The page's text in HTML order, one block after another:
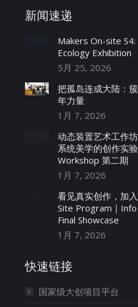
新闻速递
Makers On-site
Ecology Exhibition
5月 25, 2026
把孤岛连成大陆：
年力量
1月 7, 2026
动态装置艺术工作
系统美学的创作实
Workshop 第二期
1月 7, 2026
看见真实创作，加
Site Program｜
Final Showcase
1月 7, 2026
快速链接
国家级大创项目平台